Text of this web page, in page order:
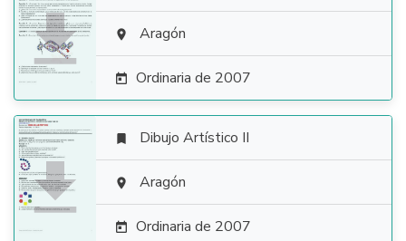
  Aragón
 Ordinaria de 2007

 Dibujo Artístico II
 Aragón
 Ordinaria de 2007